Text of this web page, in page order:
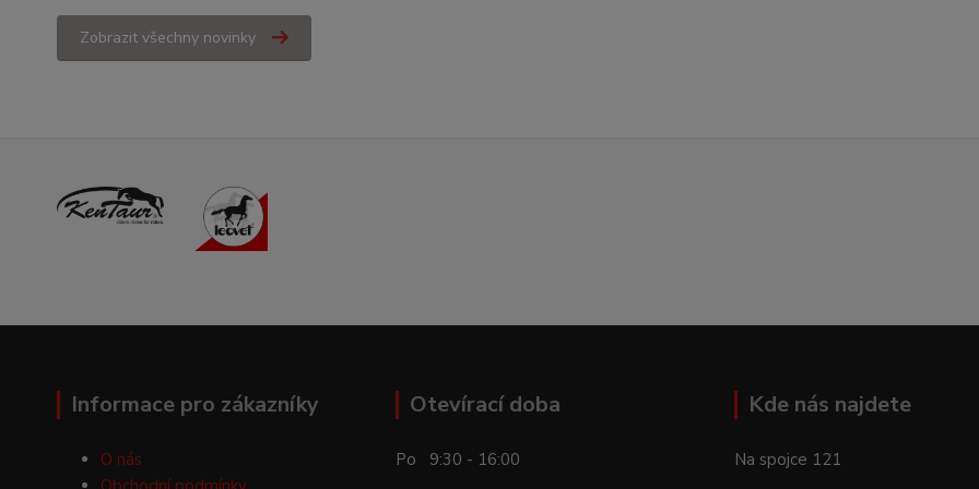
Zobrazit všechny novinky
Informace pro zákazníky
O nás
Otevírací doba
Po 9:30 - 16:00
Kde nás najdete
Na spojce 121